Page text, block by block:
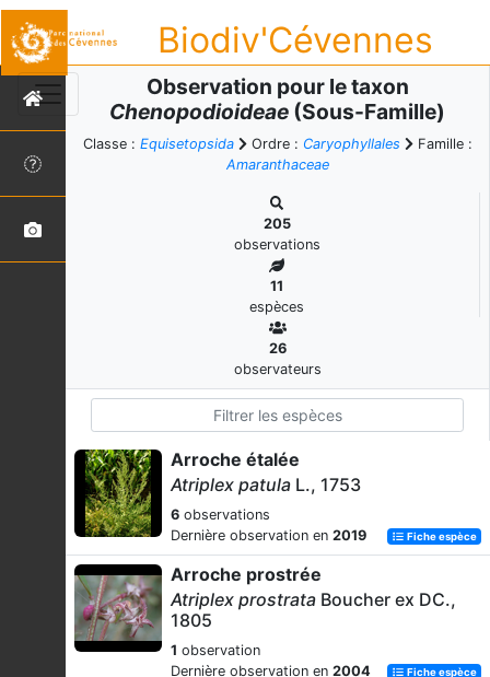
Biodiv'Cévennes
Observation pour le taxon
Chenopodioideae (Sous-Famille)
Classe : Equisetopsida Ordre : Caryophyllales
Famille :
Amaranthaceae
205
observations
11
espèces
26
observateurs
Arroche étalée
Atriplex patula L., 1753
6 observations
Dernière observation en 2019 Fiche espèce
Arroche prostrée
Atriplex prostrata Boucher ex DC.,
1805
1 observation
Dernière observation en 2004 Fiche espèce